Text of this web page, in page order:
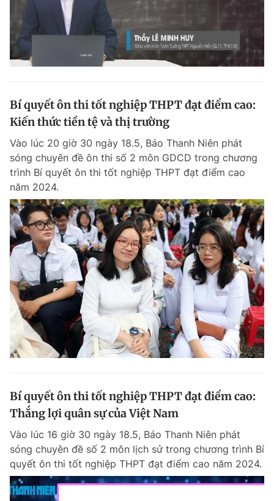
Bí quyết ôn thi tốt nghiệp THPT đạt điểm cao:
Kiến thức tiền tệ và thị trường
Vào lúc 20 giờ 30 ngày 18.5, Báo Thanh Niên phát
sóng chuyên đề ôn thi số 2 môn GDCD trong chương
trình Bí quyết ôn thi tốt nghiệp THPT đạt điểm cao
năm 2024.
Bí quyết ôn thi tốt nghiệp THPT đạt điểm cao:
Thắng lợi quân sự của Việt Nam
Vào lúc 16 giờ 30 ngày 18.5, Báo Thanh Niên phát
sóng chuyên đề số 2 môn lịch sử trong chương trình Bí
quyết ôn thi tốt nghiệp THPT đạt điểm cao năm 2024.